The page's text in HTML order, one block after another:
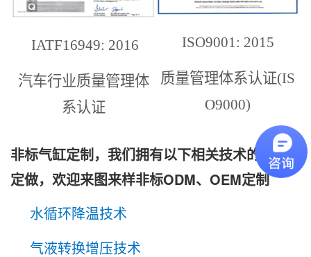
IATF16949: 2016
汽车行业质量管理体
系认证
ISO9001: 2015
质量管理体系认证(IS
O9000)
非标气缸定制，我们拥有以下相关技术的气缸
定做，欢迎来图来样非标ODM、OEM定制
水循环降温技术
气液转换增压技术